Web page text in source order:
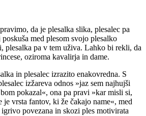
da je plesalka slika, plesalec pa
med plesom svojo plesalko
plesalka pa v tem uživa. Lahko bi rekli, da
oziroma kavalirja in dame.
in plesalec izrazito enakovredna. S
izžareva odnos »jaz sem najhujši
pokazal«, ona pa pravi »kar misli si,
je vrsta fantov, ki že čakajo name«, med
igrivo povezana in skozi ples motivirata